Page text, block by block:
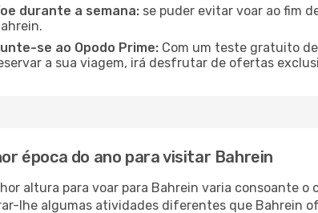
durante a semana: se puder evitar voar ao fim
se ao Opodo Prime: Com um teste gratuito
a sua viagem, irá desfrutar de ofertas
época do ano para visitar Bahrein
altura para voar para Bahrein varia consoante
lhe algumas atividades diferentes que Bahrein